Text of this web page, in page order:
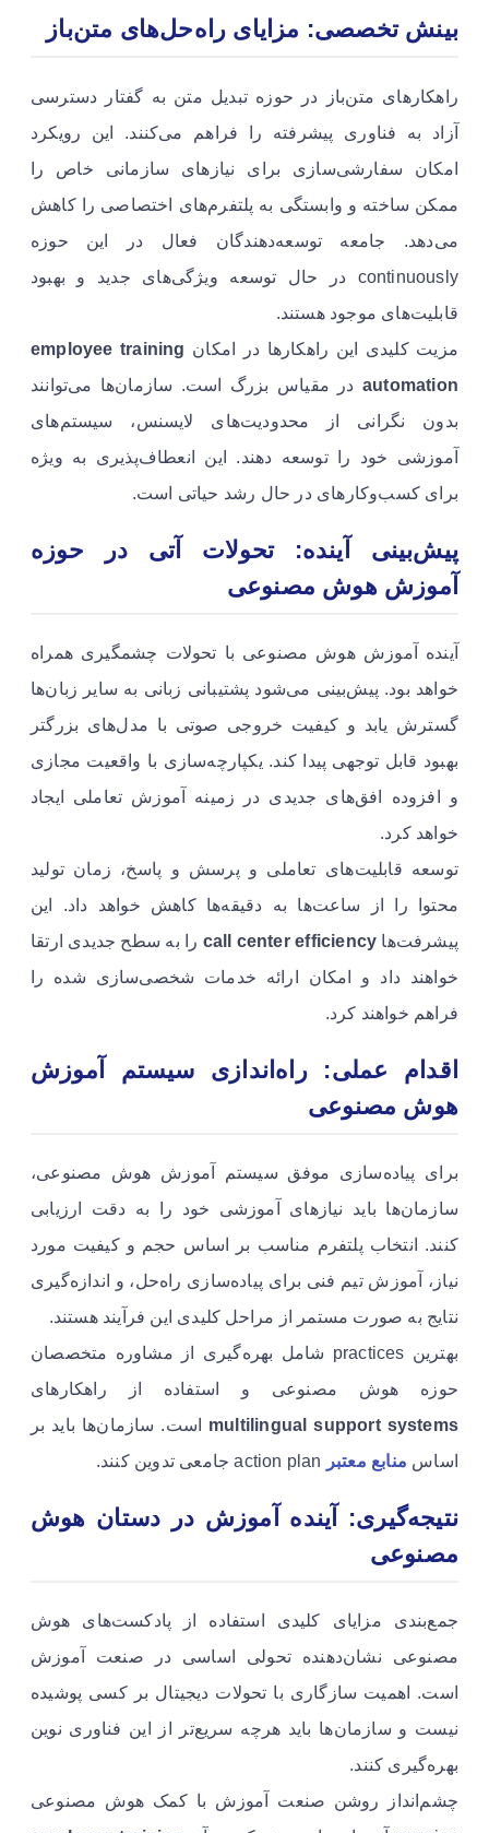
بینش تخصصی: مزایای راه‌حل‌های متن‌باز
راهکارهای متن‌باز در حوزه تبدیل متن به گفتار دسترسی
آزاد به فناوری پیشرفته را فراهم می‌کنند. این رویکرد
امکان سفارشی‌سازی برای نیازهای سازمانی خاص را
ممکن ساخته و وابستگی به پلتفرم‌های اختصاصی را کاهش
می‌دهد. جامعه توسعه‌دهندگان فعال در این حوزه
continuously در حال توسعه ویژگی‌های جدید و بهبود
قابلیت‌های موجود هستند.
مزیت کلیدی این راهکارها در امکان employee training
automation در مقیاس بزرگ است. سازمان‌ها می‌توانند
بدون نگرانی از محدودیت‌های لایسنس، سیستم‌های
آموزشی خود را توسعه دهند. این انعطاف‌پذیری به ویژه
برای کسب‌وکارهای در حال رشد حیاتی است.
پیش‌بینی آینده: تحولات آتی در حوزه
آموزش هوش مصنوعی
آینده آموزش هوش مصنوعی با تحولات چشمگیری همراه
خواهد بود. پیش‌بینی می‌شود پشتیبانی زبانی به سایر زبان‌ها
گسترش یابد و کیفیت خروجی صوتی با مدل‌های بزرگتر
بهبود قابل توجهی پیدا کند. یکپارچه‌سازی با واقعیت مجازی
و افزوده افق‌های جدیدی در زمینه آموزش تعاملی ایجاد
خواهد کرد.
توسعه قابلیت‌های تعاملی و پرسش و پاسخ، زمان تولید
محتوا را از ساعت‌ها به دقیقه‌ها کاهش خواهد داد. این
پیشرفت‌ها call center efficiency را به سطح جدیدی ارتقا
خواهند داد و امکان ارائه خدمات شخصی‌سازی شده را
فراهم خواهند کرد.
اقدام عملی: راه‌اندازی سیستم آموزش
هوش مصنوعی
برای پیاده‌سازی موفق سیستم آموزش هوش مصنوعی،
سازمان‌ها باید نیازهای آموزشی خود را به دقت ارزیابی
کنند. انتخاب پلتفرم مناسب بر اساس حجم و کیفیت مورد
نیاز، آموزش تیم فنی برای پیاده‌سازی راه‌حل، و اندازه‌گیری
نتایج به صورت مستمر از مراحل کلیدی این فرآیند هستند.
بهترین practices شامل بهره‌گیری از مشاوره متخصصان
حوزه هوش مصنوعی و استفاده از راهکارهای
multilingual support systems است. سازمان‌ها باید بر
اساس منابع معتبر
نتیجه‌گیری: آینده آموزش در دستان هوش
مصنوعی
جمع‌بندی مزایای کلیدی استفاده از پادکست‌های هوش
مصنوعی نشان‌دهنده تحولی اساسی در صنعت آموزش
است. اهمیت سازگاری با تحولات دیجیتال بر کسی پوشیده
نیست و سازمان‌ها باید هرچه سریع‌تر از این فناوری نوین
بهره‌گیری کنند.
چشم‌انداز روشن صنعت آموزش با کمک هوش مصنوعی